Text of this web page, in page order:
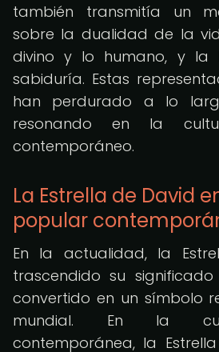
también transmitía un
sobre la dualidad de la
divino y lo humano, y la
sabiduría. Estas
han perdurado a lo
resonando en la
contemporáneo.
La Estrella de David
popular
En la actualidad, la
trascendido su
convertido en un símbolo
mundial. En la
contemporánea, la